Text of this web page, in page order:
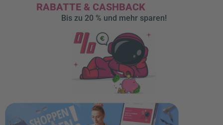
RABATTE & CASHBACK
Bis zu 20 % und mehr sparen!